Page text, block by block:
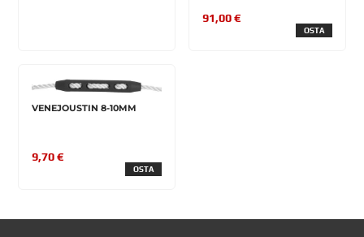
91,00 €
OSTA
VENEJOUSTIN 8-10MM
9,70 €
OSTA